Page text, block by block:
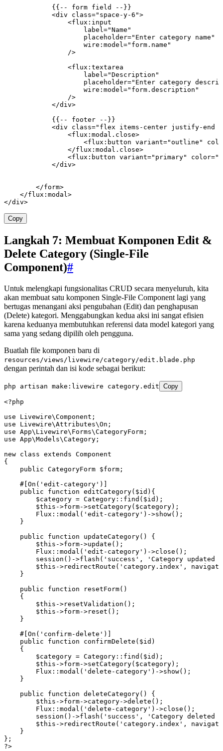
            {{
-- form field -- }}
            <
div class="space-y-6">
                <
flux : input
                    label
="Name"
                    placeholder
="Enter category name"
                    wire
: model="form.name"
                />
                <
flux : textarea
                    label
="Description"
                    placeholder
="Enter category
                    wire
: model="form.description"
                />
            </
div>
            {{
-- footer -- }}
            <
div class="flex items-center justify-end
                <
flux : modal . close>
                    <
flux : button variant="outline"
                </
flux : modal . close>
                <
flux : button variant="primary" color=
            </
div>
        </
form>
    </
flux : modal>
</div>
Copy
Langkah 7: Membuat Komponen Edit &
Delete Category (Single-File
Component)#
Untuk melengkapi fungsionalitas CRUD secara menyeluruh, kita
akan membuat satu komponen Single-File Component lagi yang
bertugas menangani aksi pengubahan (Edit) dan penghapusan
(Delete) kategori. Menggabungkan kedua aksi ini sangat efisien
karena keduanya membutuhkan referensi data model kategori yang
sama yang sedang dipilih oleh pengguna.
Buatlah file komponen baru di
resources/views/livewire/category/edit.blade.php
dengan perintah dan isi kode sebagai berikut:
php artisan make:livewire category.edit Copy
<?php
use Livewire\Component ;
use Livewire\Attributes\On ;
use App\ Livewire\ Forms\CategoryForm ;
use App\Models\Category ;
new class extends Component
{
    public
CategoryForm $form;
    #[
On ( 'edit-category' )
    public
function editCategory($id){
        $category
= Category :: find ( $id ) ;
        $this
->form->setCategory( $category) ;
        Flux
:: modal ( 'edit-category' ) ->show() ;
    }
    public
function updateCategory() {
        $this
->form->update () ;
        Flux
:: modal ( 'edit-category' ) ->close () ;
        session
() ->flash ( 'success' ,
'Category updated
        $this
->redirectRoute ( 'category.index' ,
navigate
    }
    public
function resetForm()
    {
        $this
->resetValidation () ;
        $this
->form->reset () ;
    }
    #[
On ( 'confirm-delete' )
    public
function confirmDelete ($id)
    {
        $category
= Category :: find ( $id ) ;
        $this
->form->setCategory( $category) ;
        Flux
:: modal ( 'delete-category' ) ->show() ;
    }
    public
function deleteCategory() {
        $this
->form->category->delete () ;
        Flux
:: modal ( 'delete-category' ) ->close () ;
        session
() ->flash ( 'success' ,
'Category deleted
        $this
->redirectRoute ( 'category.index' ,
navigate
    }
};
?>